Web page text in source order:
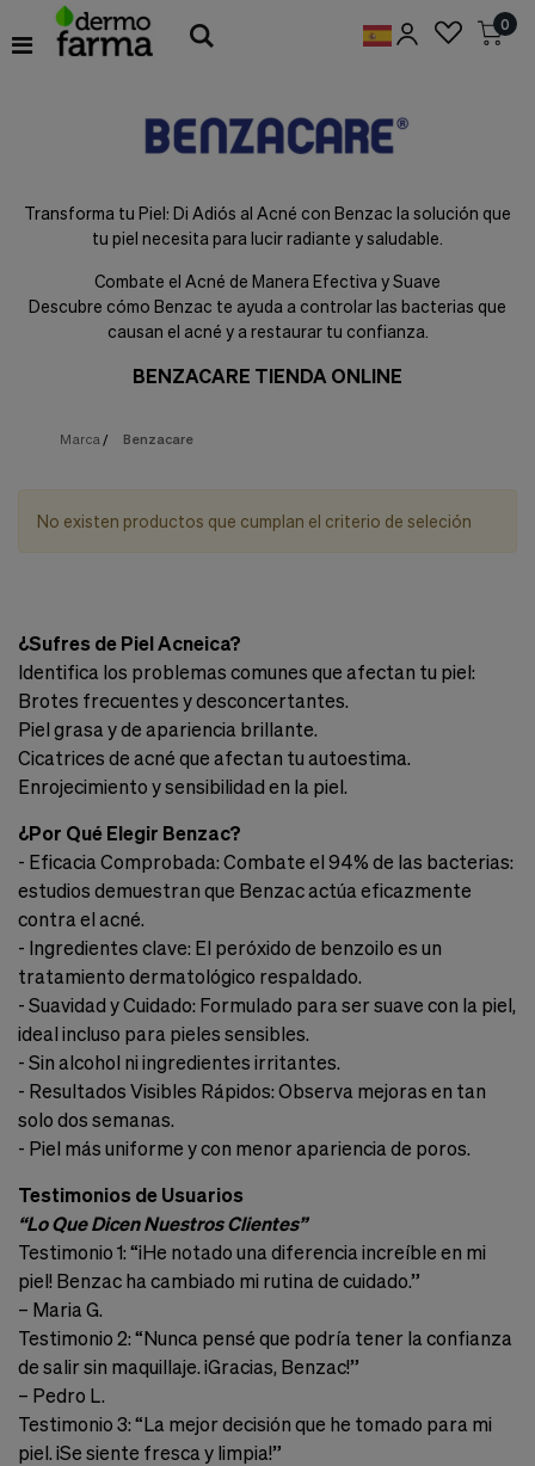
Preferencias
de
para
disponibles
permitirte
características
cookies
utilizadas
para
recopilar
información,
para
analizar
tráfico
forma
usuarios
utilizan
nuestra
web.
Cookies de marketing
Estas
cookies
para
enseñarte
anuncios
que
pueden
ser
interesantes
basados
tus
costumbres
navegación.
0
Transforma tu Piel: Di Adiós al Acné con Benzac la solución que
tu piel necesita para lucir radiante y saludable.
Combate el Acné de Manera Efectiva y Suave
Descubre cómo Benzac te ayuda a controlar las bacterias que
causan el acné y a restaurar tu confianza.
BENZACARE TIENDA ONLINE
Marca / Benzacare
No existen productos que cumplan el criterio de seleción
¿Sufres de Piel Acneica?
Identifica los problemas comunes que afectan tu piel:
Brotes frecuentes y desconcertantes.
Piel grasa y de apariencia brillante.
Cicatrices de acné que afectan tu autoestima.
Enrojecimiento y sensibilidad en la piel.
¿Por Qué Elegir Benzac?
- Eficacia Comprobada: Combate el 94% de las bacterias:
estudios demuestran que Benzac actúa eficazmente
contra el acné.
- Ingredientes clave: El peróxido de benzoilo es un
tratamiento dermatológico respaldado.
- Suavidad y Cuidado: Formulado para ser suave con la piel,
ideal incluso para pieles sensibles.
- Sin alcohol ni ingredientes irritantes.
- Resultados Visibles Rápidos: Observa mejoras en tan
solo dos semanas.
- Piel más uniforme y con menor apariencia de poros.
Testimonios de Usuarios
“Lo Que Dicen Nuestros Clientes”
Testimonio 1: “¡He notado una diferencia increíble en mi
piel! Benzac ha cambiado mi rutina de cuidado.”
– Maria G.
Testimonio 2: “Nunca pensé que podría tener la confianza
de salir sin maquillaje. ¡Gracias, Benzac!”
– Pedro L.
Testimonio 3: “La mejor decisión que he tomado para mi
piel. ¡Se siente fresca y limpia!”